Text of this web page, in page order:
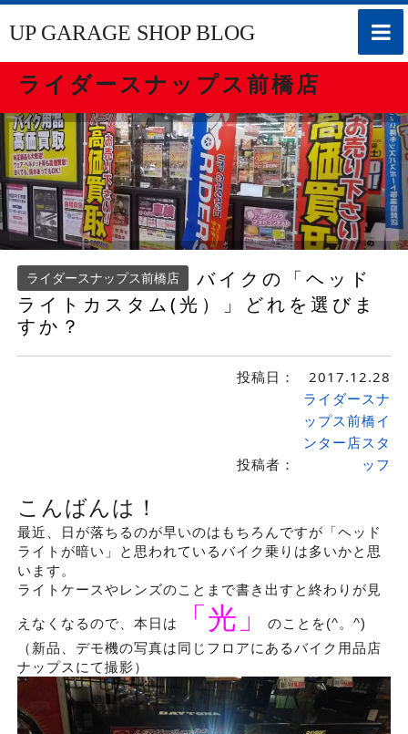
toggle
UP GARAGE SHOP BLOG
ライダースナップス前橋店
ライダースナップス前橋店
バイクの「ヘッド
ライトカスタム(光）」どれを選びま
すか？
投稿日： 2017.12.28
投稿者：
ライダースナ
ップス前橋イ
ンター店スタ
ッフ
こんばんは！
最近、日が落ちるのが早いのはもちろんですが「ヘッド
ライトが暗い」と思われているバイク乗りは多いかと思
います。
ライトケースやレンズのことまで書き出すと終わりが見
えなくなるので、本日は 「光」
のことを(^。^)
（新品、デモ機の写真は同じフロアにあるバイク用品店
ナップスにて撮影）